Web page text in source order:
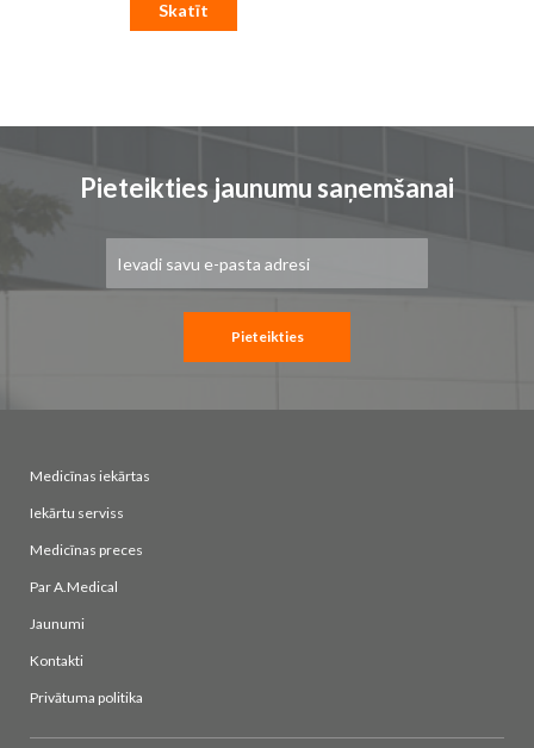
Skatīt
Pieteikties jaunumu saņemšanai
saņemšanai:
Pieteikties
Medicīnas iekārtas
Iekārtu serviss
Medicīnas preces
Par A.Medical
Jaunumi
Kontakti
Privātuma politika